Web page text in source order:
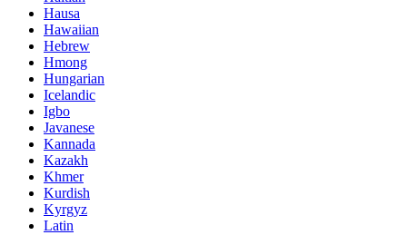
Hausa
Hawaiian
Hebrew
Hmong
Hungarian
Icelandic
Igbo
Javanese
Kannada
Kazakh
Khmer
Kurdish
Kyrgyz
Latin